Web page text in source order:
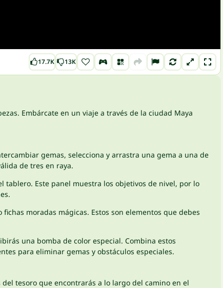
17.7K 13K
Embárcate en un viaje a través de la ciudad Maya
gemas, selecciona y arrastra una gema a una de
de tres en raya.
tablero. Este panel muestra los objetivos de nivel, por lo
moradas mágicas. Estos son elementos que debes
una bomba de color especial. Combina estos
para eliminar gemas y obstáculos especiales.
tesoro que encontrarás a lo largo del camino en el